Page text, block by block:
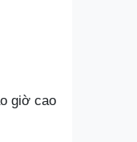
giờ cao